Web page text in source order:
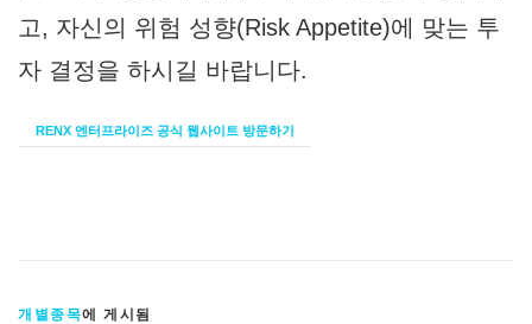
고, 자신의 위험 성향(Risk Appetite)에 맞는 투
자 결정을 하시길 바랍니다.
RENX 엔터프라이즈 공식 웹사이트 방문하기
개별종목에 게시됨